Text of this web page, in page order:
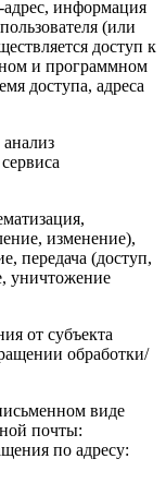
информация
(или
доступ к
и программном
доступа, адреса
изменение),
передача (доступ,
уничтожение
от субъекта
обработки/
виде
почты:
по адресу: